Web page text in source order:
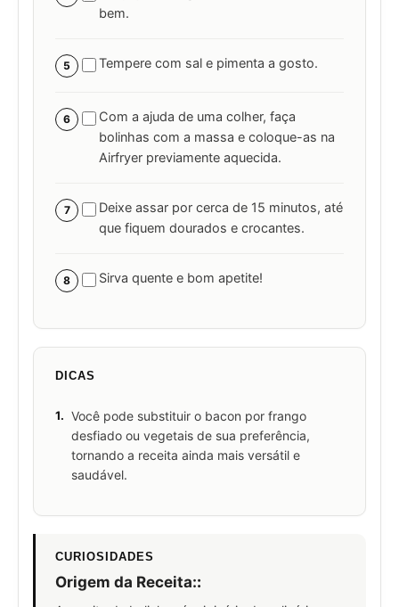
bem.
5 Tempere com sal e pimenta a gosto.
6
Com a ajuda de uma colher, faça
bolinhas com a massa e coloque-as na
Airfryer previamente aquecida.
7
Deixe assar por cerca de 15 minutos, até
que fiquem dourados e crocantes.
8 Sirva quente e bom apetite!
DICAS
1. Você pode substituir o bacon por frango
desfiado ou vegetais de sua preferência,
tornando a receita ainda mais versátil e
saudável.
CURIOSIDADES
Origem da Receita::